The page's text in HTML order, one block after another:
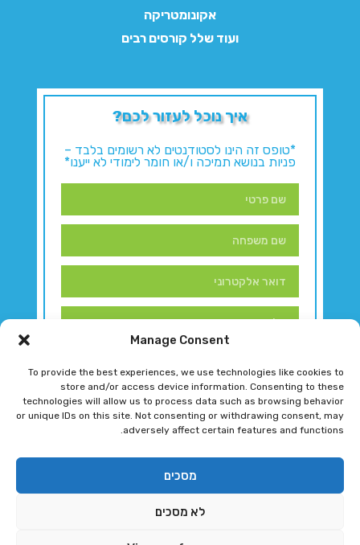
Manage Consent
To provide the best experiences, we use technologies like cookies to
store and/or access device information. Consenting to these
technologies will allow us to process data such as browsing behavior
or unique IDs on this site. Not consenting or withdrawing consent, may
adversely affect certain features and functions.
מסכים
לא מסכים
אקונומטריקה
ועוד שלל קורסים רבים
איך נוכל לעזור לכם?
*טופס זה הינו לסטודנטים לא רשומים בלבד –
פניות בנושא תמיכה ו/או חומר לימודי לא ייענו*